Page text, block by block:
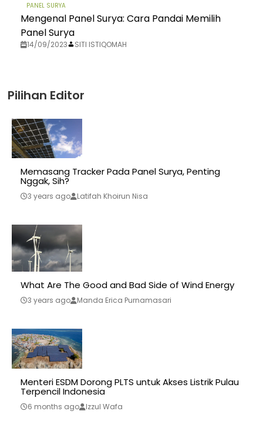
PANEL SURYA
Mengenal Panel Surya: Cara Pandai Memilih
Panel Surya
14/09/2023 SITI ISTIQOMAH
Pilihan Editor
Memasang Tracker Pada Panel Surya, Penting
Nggak, Sih?
3 years ago Latifah Khoirun Nisa
What Are The Good and Bad Side of Wind Energy
3 years ago Manda Erica Purnamasari
Menteri ESDM Dorong PLTS untuk Akses Listrik Pulau
Terpencil Indonesia
6 months ago Izzul Wafa